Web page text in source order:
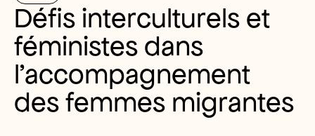
Défis interculturels et
féministes dans
l’accompagnement
des femmes migrantes